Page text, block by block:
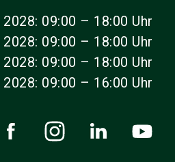
09:00 – 18:00 Uhr
09:00 – 18:00 Uhr
09:00 – 18:00 Uhr
09:00 – 16:00 Uhr